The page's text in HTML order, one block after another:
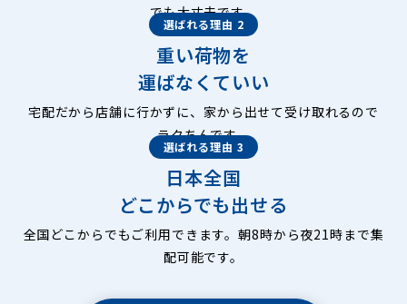
でも大丈夫です。
選ばれる理由 2
重い荷物を
運ばなくていい
宅配だから店舗に行かずに、家から出せて受け取れるので
ラクちんです。
選ばれる理由 3
日本全国
どこからでも出せる
全国どこからでもご利用できます。朝8時から夜21時まで集
配可能です。